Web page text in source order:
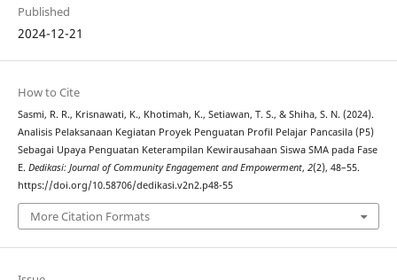
Published
2024-12-21
How to Cite
Sasmi, R. R., Krisnawati, K., Khotimah, K., Setiawan, T. S., & Shiha, S. N. (2024).
Analisis Pelaksanaan Kegiatan Proyek Penguatan Profil Pelajar Pancasila (P5)
Sebagai Upaya Penguatan Keterampilan Kewirausahaan Siswa SMA pada Fase
E. Dedikasi: Journal of Community Engagement and Empowerment, 2(2), 48–55.
https://doi.org/10.58706/dedikasi.v2n2.p48-55
More Citation Formats